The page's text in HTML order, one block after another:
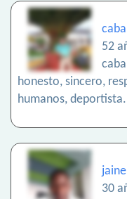
52
honesto, sincero,
humanos, deportista.
30